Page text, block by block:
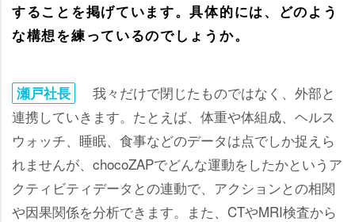
することを掲げています。具体的には、どのよう
な構想を練っているのでしょうか。
瀬戸社長
我々だけで閉じたものではなく、外部と
連携していきます。たとえば、体重や体組成、ヘルス
ウォッチ、睡眠、食事などのデータは点でしか捉えら
れませんが、chocoZAPでどんな運動をしたかというア
クティビティデータとの連動で、アクションとの相関
因果関係を分析できます。また、CTやMRI検査から